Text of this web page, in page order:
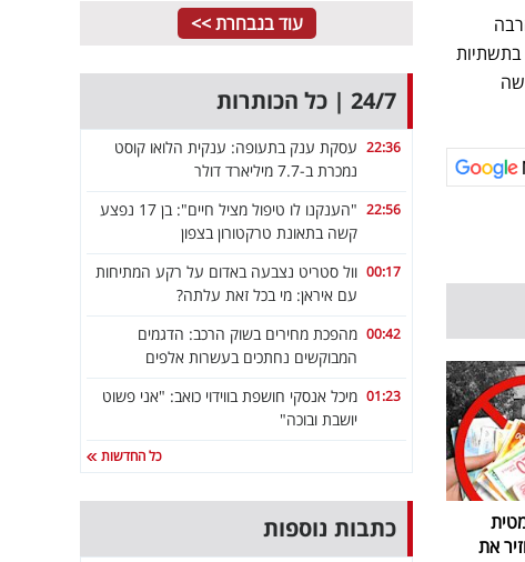
בתשתיות
את
עוד בנבחרת >>
24/7 | כל הכותרות
22:36 עסקת ענק בתעופה: ענקית הלואו קוסט
נמכרת ב-7.7 מיליארד דולר
22:56
"הענקנו לו טיפול מציל חיים": בן 17 נפצע
קשה בתאונת טרקטורון בצפון
00:17 וול סטריט נצבעה באדום על רקע המתיחות
עם איראן: מי בכל זאת עלתה?
00:42 מהפכת מחירים בשוק הרכב: הדגמים
המבוקשים נחתכים בעשרות אלפים
01:23 מיכל אנסקי חושפת בווידוי כואב: "אני פשוט
יושבת ובוכה"
כל החדשות
כתבות נוספות